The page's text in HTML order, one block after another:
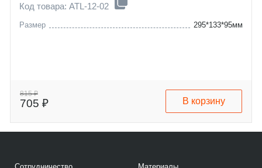
Код товара: ATL-12-02
Размер 295*133*95мм
815 ₽
705 ₽ В корзину